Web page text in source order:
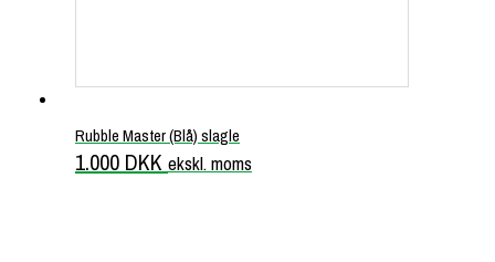
Rubble Master (Blå) slagle
1.000 DKK ekskl. moms